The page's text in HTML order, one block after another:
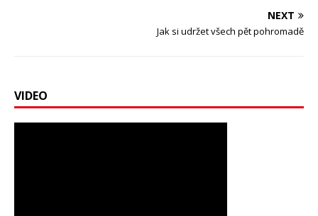
NEXT
Jak si udržet všech pět pohromadě
VIDEO